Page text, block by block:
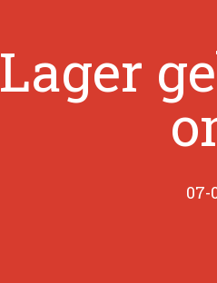
Lager
07-